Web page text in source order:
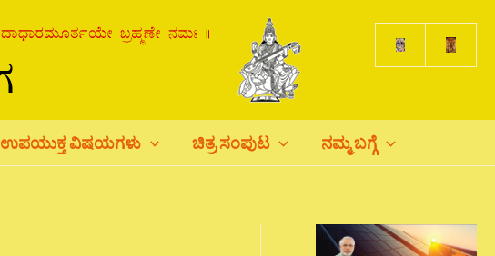
ಉಪಯುಕ್ತ ವಿಷಯಗಳು ಚಿತ್ರ ಸಂಪುಟ ನಮ್ಮ ಬಗ್ಗೆ